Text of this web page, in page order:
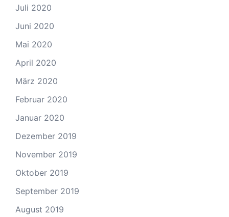
Juli 2020
Juni 2020
Mai 2020
April 2020
März 2020
Februar 2020
Januar 2020
Dezember 2019
November 2019
Oktober 2019
September 2019
August 2019